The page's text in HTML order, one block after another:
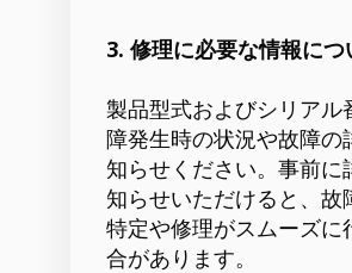
3. 修理に必要な情報につ
製品型式およびシリアル
障発生時の状況や故障の
知らせください。事前に
知らせいただけると、故
特定や修理がスムーズに
合があります。